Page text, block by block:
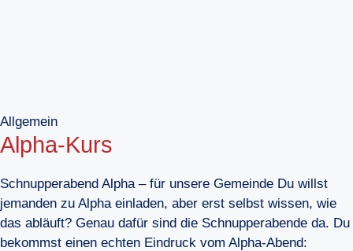
Allgemein
Alpha-Kurs
Schnupperabend Alpha – für unsere Gemeinde Du willst
jemanden zu Alpha einladen, aber erst selbst wissen, wie
das abläuft? Genau dafür sind die Schnupperabende da. Du
bekommst einen echten Eindruck vom Alpha-Abend: